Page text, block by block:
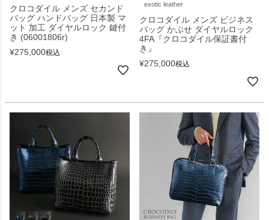
クロコダイル メンズ セカンド
バッグ ハンドバッグ 日本製 マ
ット 加工 ダイヤルロック 鍵付
き (06001806r)
¥275,000税込
exotic leather
クロコダイル メンズ ビジネス
バッグ かぶせ ダイヤルロック
4FA『クロコダイル保証書付
き』
¥275,000税込